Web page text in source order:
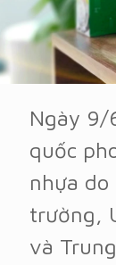
Ngày 9/
quốc
nhựa do
trường,
và